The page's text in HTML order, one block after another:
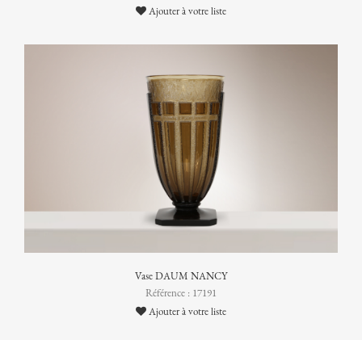
Ajouter à votre liste
Vase DAUM NANCY
Référence : 17191
Ajouter à votre liste